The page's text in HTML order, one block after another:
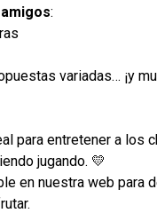
:
variadas… ¡y
para entretener a los
jugando. 💛
en nuestra web para